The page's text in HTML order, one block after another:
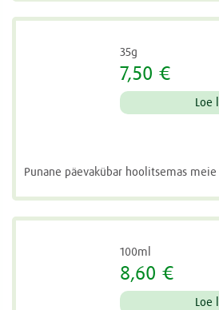
35g
7,50 €
Loe
Punane päevakübar hoolitsemas meie
100ml
8,60 €
Loe